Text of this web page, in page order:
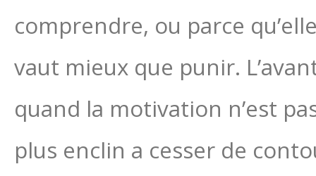
comprendre, ou parce
vaut mieux que punir.
quand la motivation n’est
plus enclin a cesser de